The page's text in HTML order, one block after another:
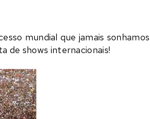
mundial que jamais sonhamos
de shows internacionais!